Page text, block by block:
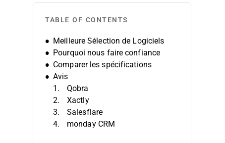
TABLE OF CONTENTS
Meilleure Sélection de Logiciels
Pourquoi nous faire confiance
Comparer les spécifications
Avis
Qobra
Xactly
Salesflare
monday CRM